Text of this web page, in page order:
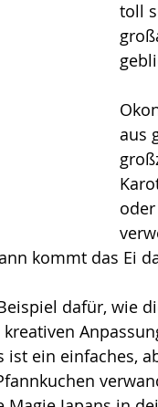
toll
aus
kommt das Ei
dafür, wie
ist ein einfaches,